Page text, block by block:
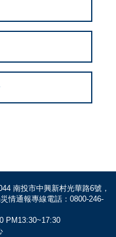
南投市中興新村光華路6號，
情通報專線電話：0800-246-
PM13:30~17:30